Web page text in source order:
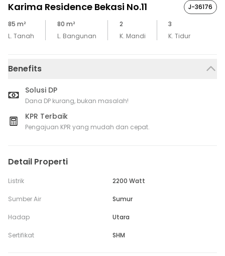
Karima Residence Bekasi No.11
J-36176
85 m²
L. Tanah
80 m²
L. Bangunan
2
K. Mandi
3
K. Tidur
Benefits
Solusi DP
Dana DP kurang, bukan masalah!
KPR Terbaik
Pengajuan KPR yang mudah dan cepat.
Detail Properti
Listrik 2200 Watt
Sumber Air Sumur
Hadap Utara
Sertifikat SHM